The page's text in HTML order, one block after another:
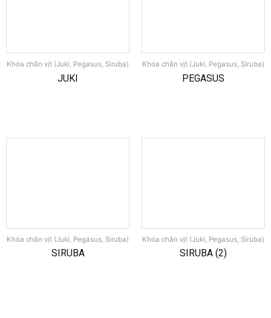
Khóa chân vịt (Juki, Pegasus, Siruba)
JUKI
Khóa chân vịt (Juki, Pegasus, Siruba)
PEGASUS
Khóa chân vịt (Juki, Pegasus, Siruba)
SIRUBA
Khóa chân vịt (Juki, Pegasus, Siruba)
SIRUBA (2)